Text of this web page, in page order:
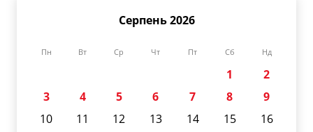
Серпень 2026
Пн Вт Ср Чт Пт Сб Нд
1
2
3
4 5 6 7 8
9
10
11 12 13 14 15
16